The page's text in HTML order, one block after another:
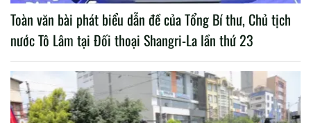
Toàn văn bài phát biểu dẫn đề của Tổng Bí thư, Chủ tịch
nước Tô Lâm tại Đối thoại Shangri-La lần thứ 23